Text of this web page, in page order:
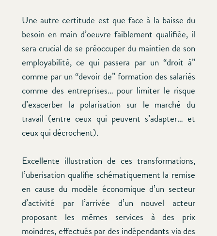
Une autre certitude est que face à la baisse du
besoin en main d’oeuvre faiblement qualifiée, il
sera crucial de se préoccuper du maintien de son
employabilité, ce qui passera par un “droit à”
comme par un “devoir de” formation des salariés
comme des entreprises… pour limiter le risque
d’exacerber la polarisation sur le marché du
travail (entre ceux qui peuvent s’adapter… et
ceux qui décrochent).
Excellente illustration de ces transformations,
l’uberisation qualifie schématiquement la remise
en cause du modèle économique d’un secteur
d’activité par l’arrivée d’un nouvel acteur
proposant les mêmes services à des prix
moindres, effectués par des indépendants via des